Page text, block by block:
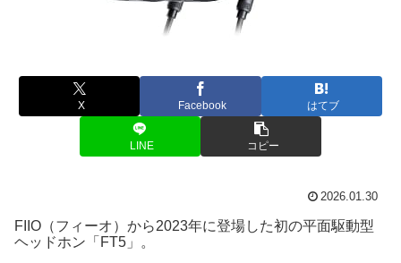
X Facebook はてブ
LINE コピー
2026.01.30
FIIO（フィーオ）から2023年に登場した初の平面駆動型
ヘッドホン「FT5」。